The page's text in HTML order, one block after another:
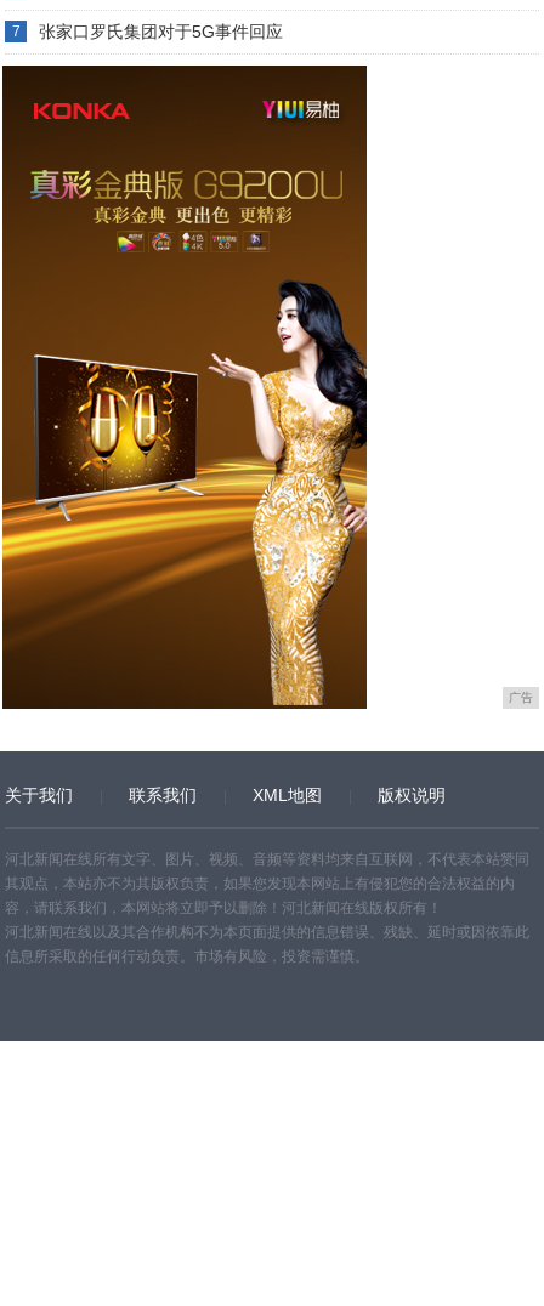
7 张家口罗氏集团对于5G事件回应
广告
关于我们 联系我们 XML地图 版权说明
网站地图 TXT
河北新闻在线所有文字、图片、视频、音频等资料均来自互联网，不代表本站赞同
其观点，本站亦不为其版权负责，如果您发现本网站上有侵犯您的合法权益的内
容，请联系我们，本网站将立即予以删除！河北新闻在线版权所有！
河北新闻在线以及其合作机构不为本页面提供的信息错误、残缺、延时或因依靠此
信息所采取的任何行动负责。市场有风险，投资需谨慎。